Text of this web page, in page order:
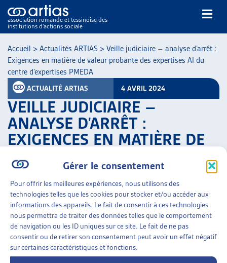
Gérer le consentement
Pour offrir les meilleures expériences, nous utilisons des
technologies telles que les cookies pour stocker et/ou accéder aux
informations des appareils. Le fait de consentir à ces technologies
nous permettra de traiter des données telles que le comportement
de navigation ou les ID uniques sur ce site. Le fait de ne pas
consentir ou de retirer son consentement peut avoir un effet négatif
sur certaines caractéristiques et fonctions.
association romande et tessinoise des
institutions d’actions sociale
NOS PUBLICATIONS
ARTICLES
VEILLE
RESSOURCES
THÉMATIQUES
GUIDE SOCIAL ROMAND
AUTRES
ARTIAS
L’ASSOCIATION
Accueil > Actualités ARTIAS > Veille judiciaire – analyse d’arrêt :
Exigences en matière de valeur probante des expertises AI du
centre d’expertises PMEDA
ACTUALITÉ ARTIAS 4 AVRIL 2024
VEILLE JUDICIAIRE –
ANALYSE D’ARRÊT :
EXIGENCES EN MATIÈRE DE
VALEUR PROBANTE DES
EXPERTISES AI DU CENTRE
D’EXPERTISES PMEDA
PARTAGER